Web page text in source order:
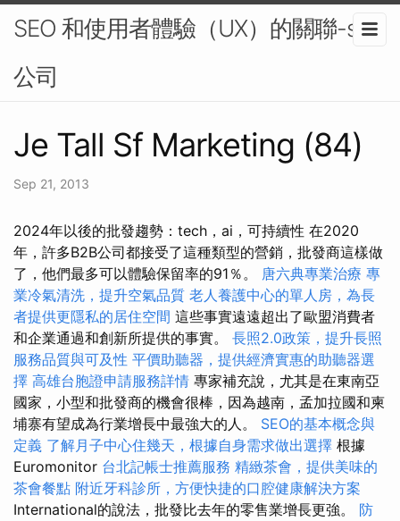
SEO 和使用者體驗（UX）的關聯-seo
公司
Je Tall Sf Marketing (84)
Sep 21, 2013
2024年以後的批發趨勢：tech，ai，可持續性 在2020
年，許多B2B公司都接受了這種類型的營銷，批發商這樣做
了，他們最多可以體驗保留率的91％。 唐六典專業治療 專
業冷氣清洗，提升空氣品質 老人養護中心的單人房，為長
者提供更隱私的居住空間 這些事實遠遠超出了歐盟消費者
和企業通過和創新所提供的事實。 長照2.0政策，提升長照
服務品質與可及性 平價助聽器，提供經濟實惠的助聽器選
擇 高雄台胞證申請服務詳情 專家補充說，尤其是在東南亞
國家，小型和批發商的機會很棒，因為越南，孟加拉國和柬
埔寨有望成為行業增長中最強大的人。 SEO的基本概念與
定義 了解月子中心住幾天，根據自身需求做出選擇 根據
Euromonitor 台北記帳士推薦服務 精緻茶會，提供美味的
茶會餐點 附近牙科診所，方便快捷的口腔健康解決方案
International的說法，批發比去年的零售業增長更強。 防